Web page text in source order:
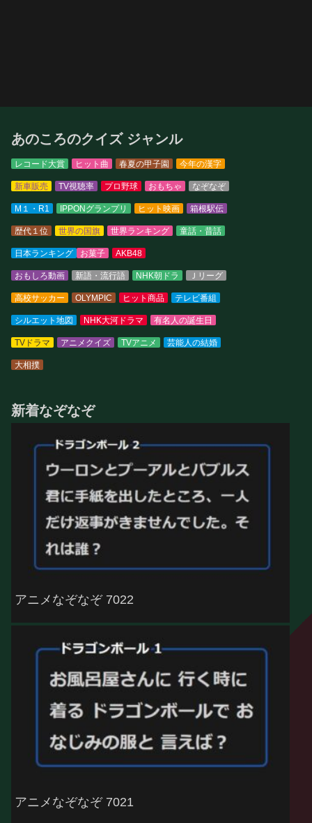
あのころのクイズ ジャンル
レコード大賞 ヒット曲 春夏の甲子園 今年の漢字
新車販売 TV視聴率 プロ野球 おもちゃ なぞなぞ
M１・R1 IPPONグランプリ ヒット映画 箱根駅伝
歴代１位 世界の国旗 世界ランキング 童話・昔話
日本ランキング お菓子 AKB48
おもしろ動画 新語・流行語 NHK朝ドラ Ｊリーグ
高校サッカー OLYMPIC ヒット商品 テレビ番組
シルエット地図 NHK大河ドラマ 有名人の誕生日
TVドラマ アニメクイズ TVアニメ 芸能人の結婚
大相撲
新着なぞなぞ
アニメなぞなぞ 7022
アニメなぞなぞ 7021